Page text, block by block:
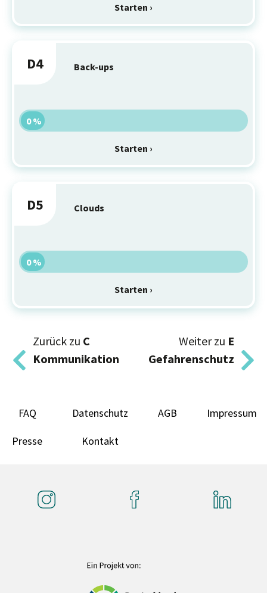
Starten ›
D4 Back-ups
0 %
Starten ›
D5 Clouds
0 %
Starten ›
Zurück zu C
Kommunikation
Weiter zu E
Gefahrenschutz
FAQ Datenschutz AGB Impressum
Presse Kontakt